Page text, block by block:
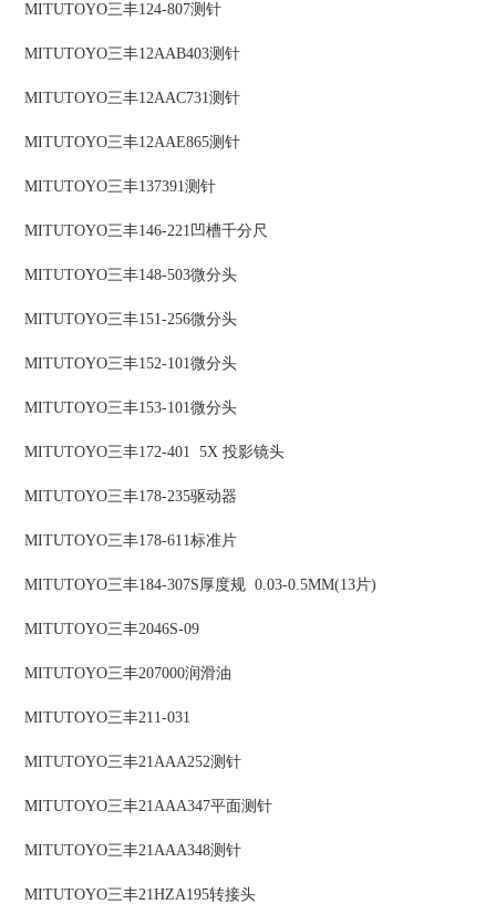
MITUTOYO三丰124-807测针
MITUTOYO三丰12AAB403测针
MITUTOYO三丰12AAC731测针
MITUTOYO三丰12AAE865测针
MITUTOYO三丰137391测针
MITUTOYO三丰146-221凹槽千分尺
MITUTOYO三丰148-503微分头
MITUTOYO三丰151-256微分头
MITUTOYO三丰152-101微分头
MITUTOYO三丰153-101微分头
MITUTOYO三丰172-401 5X 投影镜头
MITUTOYO三丰178-235驱动器
MITUTOYO三丰178-611标准片
MITUTOYO三丰184-307S厚度规 0.03-0.5MM(13片)
MITUTOYO三丰2046S-09
MITUTOYO三丰207000润滑油
MITUTOYO三丰211-031
MITUTOYO三丰21AAA252测针
MITUTOYO三丰21AAA347平面测针
MITUTOYO三丰21AAA348测针
MITUTOYO三丰21HZA195转接头